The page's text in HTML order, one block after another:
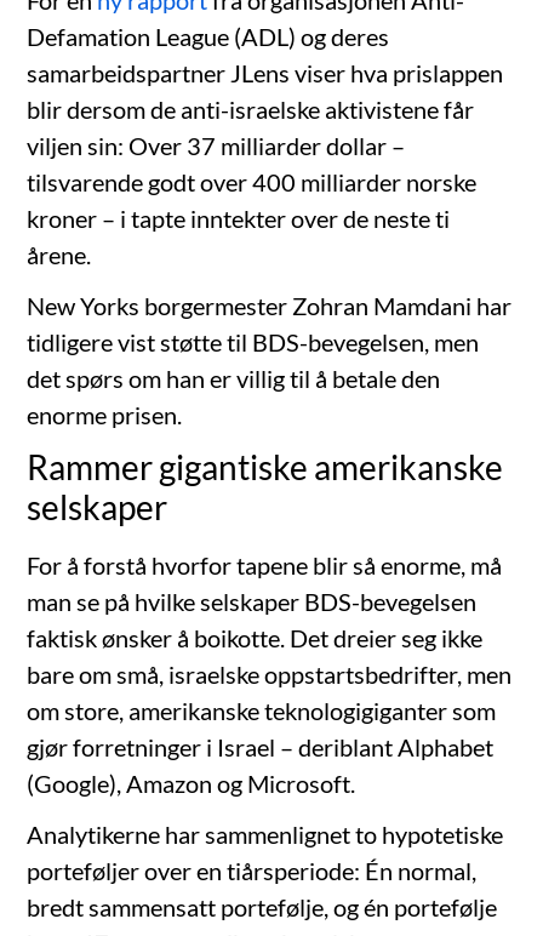
Defamation League (ADL) og deres
samarbeidspartner JLens viser hva prislappen
blir dersom de anti-israelske aktivistene får
viljen sin: Over 37 milliarder dollar –
tilsvarende godt over 400 milliarder norske
kroner – i tapte inntekter over de neste ti
årene.
New Yorks borgermester Zohran Mamdani har
tidligere vist støtte til BDS-bevegelsen, men
det spørs om han er villig til å betale den
enorme prisen.
Rammer gigantiske amerikanske
selskaper
For å forstå hvorfor tapene blir så enorme, må
man se på hvilke selskaper BDS-bevegelsen
faktisk ønsker å boikotte. Det dreier seg ikke
bare om små, israelske oppstartsbedrifter, men
om store, amerikanske teknologigiganter som
gjør forretninger i Israel – deriblant Alphabet
(Google), Amazon og Microsoft.
Analytikerne har sammenlignet to hypotetiske
porteføljer over en tiårsperiode: Én normal,
bredt sammensatt portefølje, og én portefølje